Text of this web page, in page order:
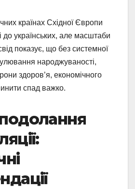
країнах Східної Європи
до українських, але масштаби
показує, що без системної
народжуваності,
здоров’я, економічного
спад важко.